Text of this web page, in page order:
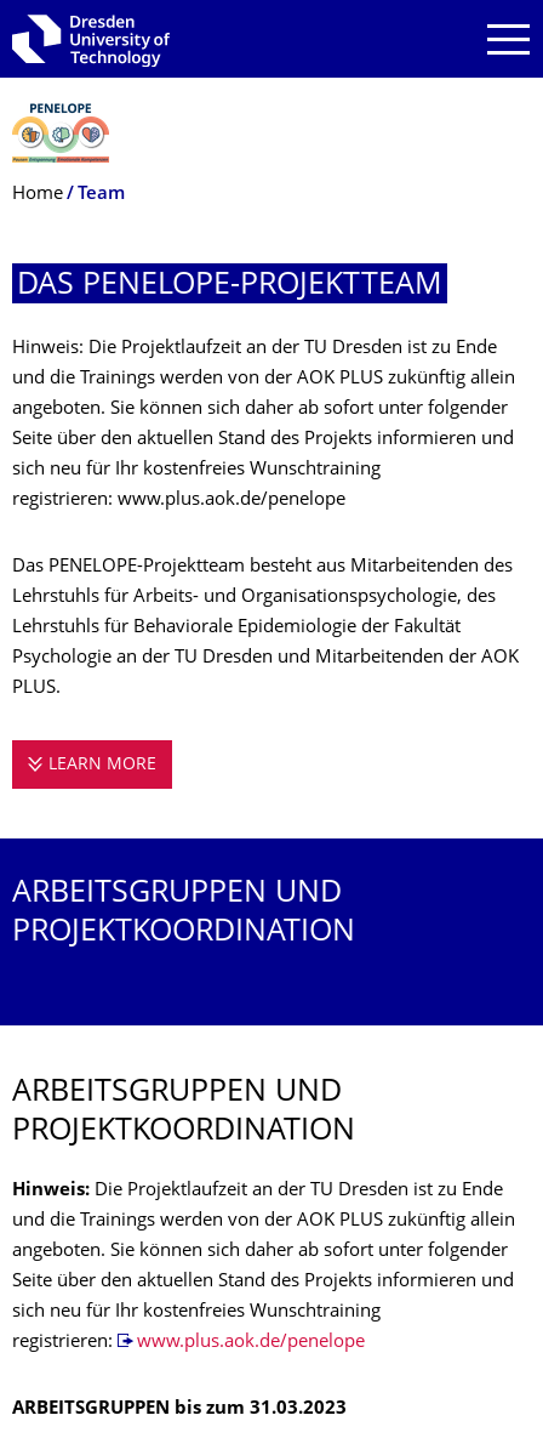
Skip to main navigation
Skip to search
Skip to content
Breadcrumb Menu
Home Team
DAS PENELOPE-PROJEKTTEAM
Hinweis: Die Projektlaufzeit an der TU Dresden ist zu Ende
und die Trainings werden von der AOK PLUS zukünftig allein
angeboten. Sie können sich daher ab sofort unter folgender
Seite über den aktuellen Stand des Projekts informieren und
sich neu für Ihr kostenfreies Wunschtraining
registrieren: www.plus.aok.de/penelope
Das PENELOPE-Projektteam besteht aus Mitarbeitenden des
Lehrstuhls für Arbeits- und Organisationspsychologie, des
Lehrstuhls für Behaviorale Epidemiologie der Fakultät
Psychologie an der TU Dresden und Mitarbeitenden der AOK
PLUS.
LEARN MORE
ARBEITSGRUPPEN UND
PROJEKTKOORDI­NATION
ARBEITSGRUPPEN UND
PROJEKTKOORDIN­ATION
Hinweis: Die Projektlaufzeit an der TU Dresden ist zu Ende
und die Trainings werden von der AOK PLUS zukünftig allein
angeboten. Sie können sich daher ab sofort unter folgender
Seite über den aktuellen Stand des Projekts informieren und
sich neu für Ihr kostenfreies Wunschtraining
registrieren:
www.plus.aok.de/penelope
ARBEITSGRUPPEN bis zum 31.03.2023